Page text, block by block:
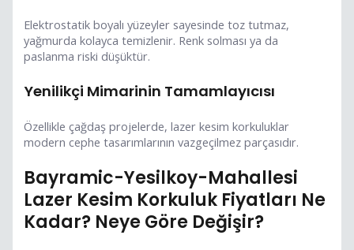
Elektrostatik boyalı yüzeyler sayesinde toz tutmaz,
yağmurda kolayca temizlenir. Renk solması ya da
paslanma riski düşüktür.
Yenilikçi Mimarinin Tamamlayıcısı
Özellikle çağdaş projelerde, lazer kesim korkuluklar
modern cephe tasarımlarının vazgeçilmez parçasıdır.
Bayramic-Yesilkoy-Mahallesi
Lazer Kesim Korkuluk Fiyatları Ne
Kadar? Neye Göre Değişir?